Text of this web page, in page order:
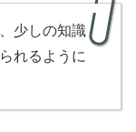
少しの知識
れるように